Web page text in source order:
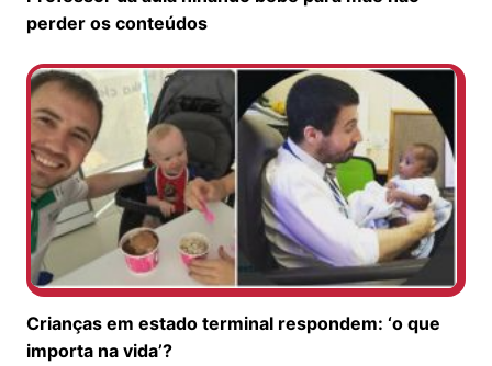
perder os conteúdos
Crianças em estado terminal respondem: ‘o que
importa na vida’?